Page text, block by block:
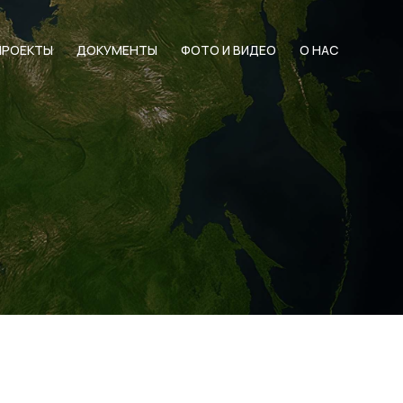
ДОКУМЕНТЫ ФОТО И ВИДЕО О НАС